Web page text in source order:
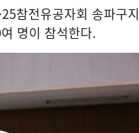
참전유공자회 송파구지
명이 참석한다.